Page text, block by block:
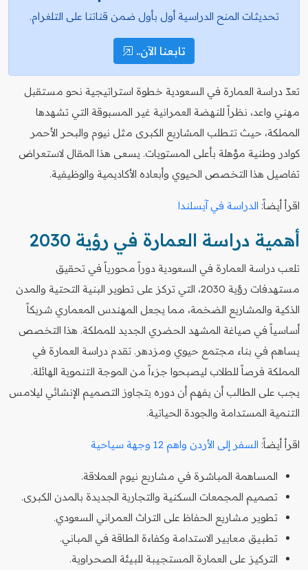
تحديثات المنح الدراسية أول بأول ضمن قناتنا على التلغرام.
تابعنا الآن..
تعدّ دراسة العمارة في السعودية خطوة استراتيجية نحو مستقبل
مهني واعد، نظراً للنهضة العمرانية غير المسبوقة التي تشهدها
المملكة، حيث تتطلب المشاريع الكبرى مثل نيوم والبحر الأحمر
كوادر وطنية مؤهلة بأعلى المستويات. يسعى هذا المقال لاستعراض
تفاصيل هذا التخصص الحيوي وأبعاده الأكاديمية والوظيفية.
اقرأ أيضاً: الدراسة في آيسلندا
أهمية دراسة العمارة في رؤية 2030
تلعب دراسة العمارة في السعودية دوراً محورياً في تحقيق
مستهدفات رؤية 2030، التي تركز على تطوير البنية التحتية والمدن
الذكية والمشاريع الضخمة، مما يجعل المهندس المعماري شريكاً
أساسياً في صياغة المشهد الحضري الجديد للمملكة. هذا التخصص
يساهم في بناء مجتمع حيوي ومزدهر. تقدم دراسة العمارة في
المملكة فرصاً للطلاب ليصبحوا جزءاً من الموجة التنموية الهائلة.
يجب على الطالب أن يفهم أن دوره يتجاوز التصميم الإنشائي ليلامس
التنمية المستدامة والجودة الحياتية.
اقرأ أيضاً: السفر إلى الأردن واهم 12 وجهة سياحية
المساهمة المباشرة في مشاريع نيوم العملاقة.
تصميم المجمعات السكنية والتجارية الجديدة بالمدن الكبرى.
تطوير مشاريع الحفاظ على التراث العمراني السعودي.
تطبيق معايير الاستدامة وكفاءة الطاقة في المباني.
التركيز على العمارة المستجيبة للبيئة الصحراوية.